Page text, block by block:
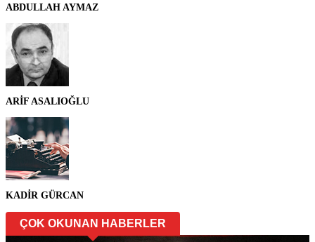
ABDULLAH AYMAZ
ARİF ASALIOĞLU
KADİR GÜRCAN
ÇOK OKUNAN HABERLER